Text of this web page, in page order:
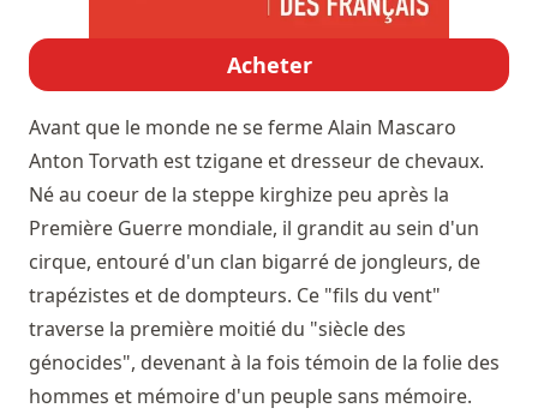
Acheter
Avant que le monde ne se fermeAlain Mascaro
Anton Torvath est tzigane et dresseur de chevaux.
Né au coeur de la steppe kirghize peu après la
Première Guerre mondiale, il grandit au sein d'un
cirque, entouré d'un clan bigarré de jongleurs, de
trapézistes et de dompteurs. Ce "fils du vent"
traverse la première moitié du "siècle des
génocides", devenant à la fois témoin de la folie des
hommes et mémoire d'un peuple sans mémoire.